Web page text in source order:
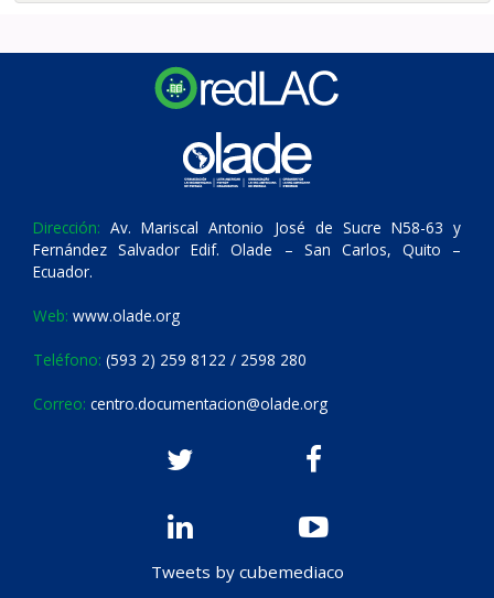
Dirección: Av. Mariscal Antonio José de Sucre N58-63 y
Fernández Salvador Edif. Olade – San Carlos, Quito –
Ecuador.
Web: www.olade.org
Teléfono: (593 2) 259 8122 / 2598 280
Correo: centro.documentacion@olade.org
Tweets by cubemediaco